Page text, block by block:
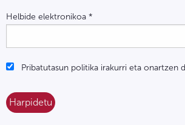
Helbide elektronikoa *
Pribatutasun politika irakurri eta onartzen